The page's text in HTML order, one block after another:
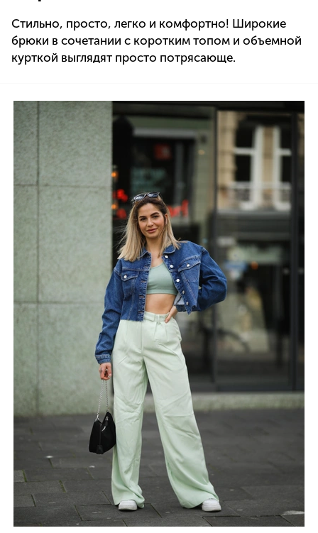
Стильно, просто, легко и комфортно! Широкие
брюки в сочетании с коротким топом и объемной
курткой выглядят просто потрясающе.